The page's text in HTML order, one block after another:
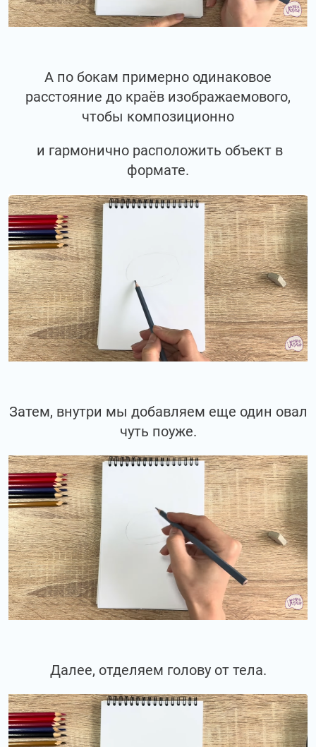
А по бокам примерно одинаковое
расстояние до краёв изображаемового,
чтобы композиционно
и гармонично расположить объект в
формате.
Затем, внутри мы добавляем еще один овал
чуть поуже.
Далее, отделяем голову от тела.